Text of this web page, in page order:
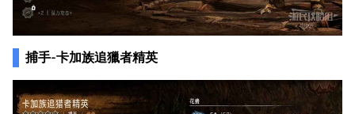
捕手-卡加族追獵者精英